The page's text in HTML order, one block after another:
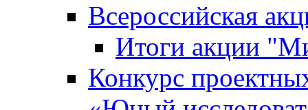
Всероссийская
Итоги акции
Конкурс